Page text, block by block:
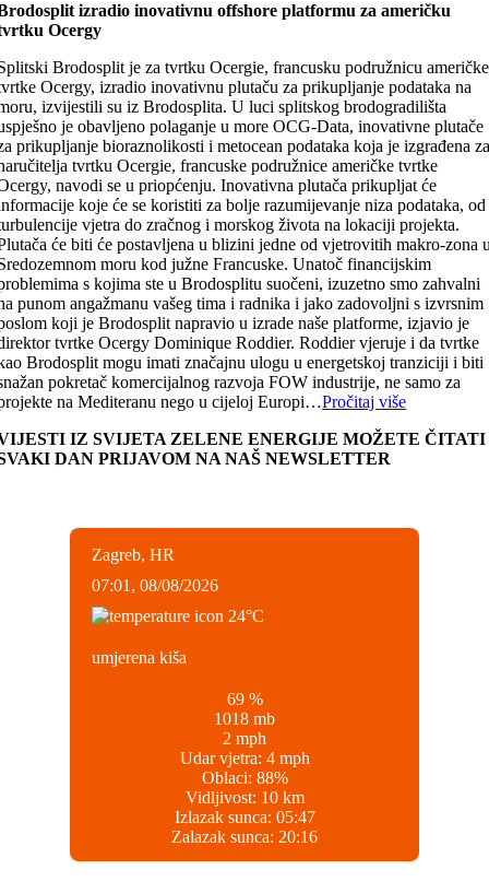
izradio inovativnu offshore platformu za američku
Ocergy
Brodosplit je za tvrtku Ocergie, francusku podružnicu američke
Ocergy, izradio inovativnu plutaču za prikupljanje podataka na
izvijestili su iz Brodosplita. U luci splitskog brodogradilišta
je obavljeno polaganje u more OCG-Data, inovativne plutače
prikupljanje bioraznolikosti i metocean podataka koja je izgrađena
tvrtku Ocergie, francuske podružnice američke tvrtke
navodi se u priopćenju. Inovativna plutača prikupljat će
koje će se koristiti za bolje razumijevanje niza podataka, od
vjetra do zračnog i morskog života na lokaciji projekta.
će biti će postavljena u blizini jedne od vjetrovitih makro-zona
moru kod južne Francuske. Unatoč financijskim
s kojima ste u Brodosplitu suočeni, izuzetno smo zahvalni
punom angažmanu vašeg tima i radnika i jako zadovoljni s izvrsnim
koji je Brodosplit napravio u izrade naše platforme, izjavio je
tvrtke Ocergy Dominique Roddier. Roddier vjeruje i da tvrtke
Brodosplit mogu imati značajnu ulogu u energetskoj tranziciji i biti
pokretač komercijalnog razvoja FOW industrije, ne samo za
na Mediteranu nego u cijeloj Europi…Pročitaj više
IZ SVIJETA ZELENE ENERGIJE MOŽETE ČITATI
DAN PRIJAVOM NA NAŠ NEWSLETTER
Zagreb, HR
07:01, 08/08/2026
24°C
umjerena kiša
69 %
1018 mb
2 mph
Udar vjetra: 4 mph
Oblaci: 88%
Vidljivost: 10 km
Izlazak sunca: 05:47
Zalazak sunca: 20:16